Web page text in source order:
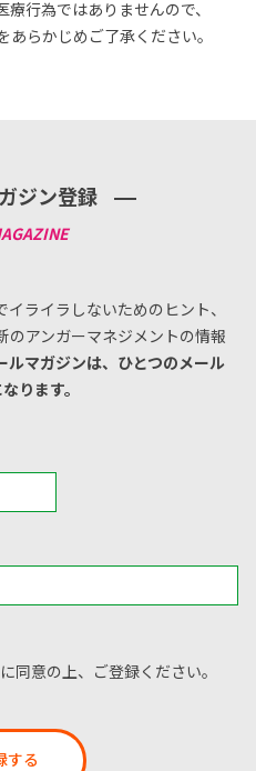
行為ではありませんので、
らかじめご了承ください。
ジン登録
ライラしないためのヒント、
のアンガーマネジメントの情報
ルマガジンは、ひとつのメール
ります。
に同意の上、ご登録ください。
する